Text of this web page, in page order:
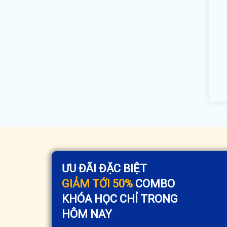
ƯU ĐÃI ĐẶC BIỆT
GIẢM TỚI 50% COMBO
KHÓA HỌC CHỈ TRONG
HÔM NAY